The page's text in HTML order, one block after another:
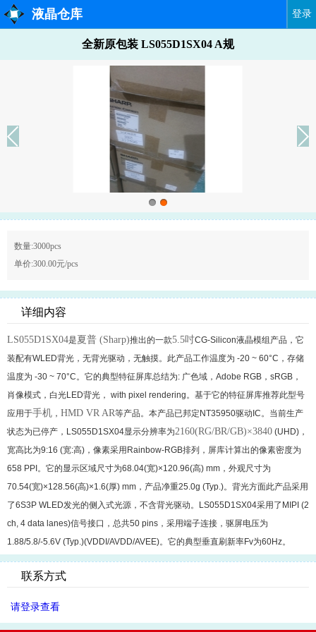
液晶仓库 登录
全新原包装 LS055D1SX04 A规
数量:3000pcs
单价:300.00元/pcs
详细内容
LS055D1SX04是夏普 (Sharp)推出的一款5.5吋CG-Silicon液晶模组产品，它
装配有WLED背光，无背光驱动，无触摸。此产品工作温度为 -20 ~ 60°C，存储
温度为 -30 ~ 70°C。它的典型特征屏库总结为: 广色域，Adobe RGB，sRGB，
肖像模式，白光LED背光， with pixel rendering。基于它的特征屏库推荐此型号
应用于手机 ， HMD VR AR等产品。本产品已邦定NT35950驱动IC。当前生产
状态为已停产，LS055D1SX04显示分辨率为2160(RG/BR/GB)×3840 (UHD)，
宽高比为9:16 (宽:高)，像素采用Rainbow-RGB排列，屏库计算出的像素密度为
658 PPI。它的显示区域尺寸为68.04(宽)×120.96(高) mm，外观尺寸为
70.54(宽)×128.56(高)×1.6(厚) mm，产品净重25.0g (Typ.)。背光方面此产品采用
了6S3P WLED发光的侧入式光源，不含背光驱动。LS055D1SX04采用了MIPI (2
ch, 4 data lanes)信号接口，总共50 pins，采用端子连接，驱屏电压为
1.88/5.8/-5.6V (Typ.)(VDDI/AVDD/AVEE)。它的典型垂直刷新率Fv为60Hz。
联系方式
请登录查看